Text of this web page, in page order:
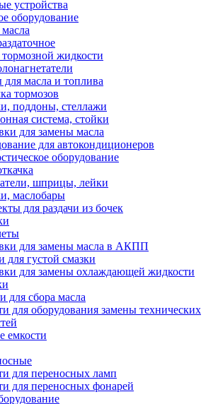
устройства
оборудование
жидкости
масла и топлива
тормозов
поддоны, стеллажи
система, стойки
для замены масла
для автокондиционеров
оборудование
шприцы, лейки
маслобары
для раздачи из бочек
для замены масла в АКПП
для густой смазки
для замены охлаждающей жидкости
для сбора масла
для оборудования замены технических
емкости
для переносных ламп
для переносных фонарей